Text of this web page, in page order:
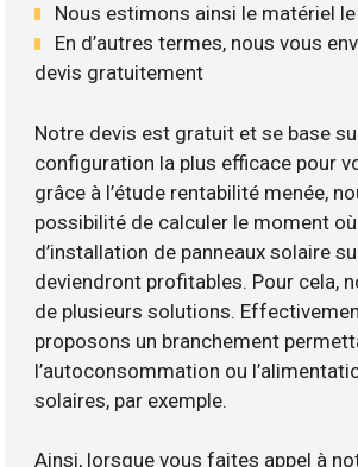
Nous estimons ainsi le matériel
En d’autres termes, nous vous
devis gratuitement
Notre devis est gratuit et se base
configuration la plus efficace pour
grâce à l’étude rentabilité menée,
possibilité de calculer le moment
d’installation de panneaux solaire
deviendront profitables. Pour cela,
de plusieurs solutions.
proposons un branchement
l’autoconsommation ou
solaires, par exemple.
Ainsi, lorsque vous faites appel à